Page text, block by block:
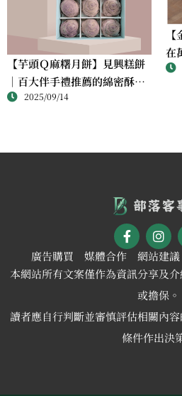
【芋頭Ｑ麻糬月餅】見興糕餅
｜百大伴手禮推薦的綿密酥香
新體驗2025/09/14
在
廣告購買 媒體合作 網站建議
本網站所有文案僅作為資訊分享及
或擔保。
讀者應自行判斷並審慎評估相關內
條件作出決